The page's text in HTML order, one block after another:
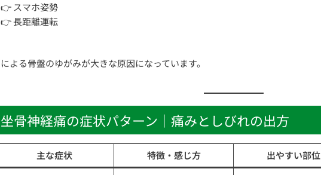
👉 スマホ姿勢
👉 長距離運転
による骨盤のゆがみが大きな原因になっています。
坐骨神経痛の症状パターン｜痛みとしびれの出方
主な症状 特徴・感じ方 出やすい部位